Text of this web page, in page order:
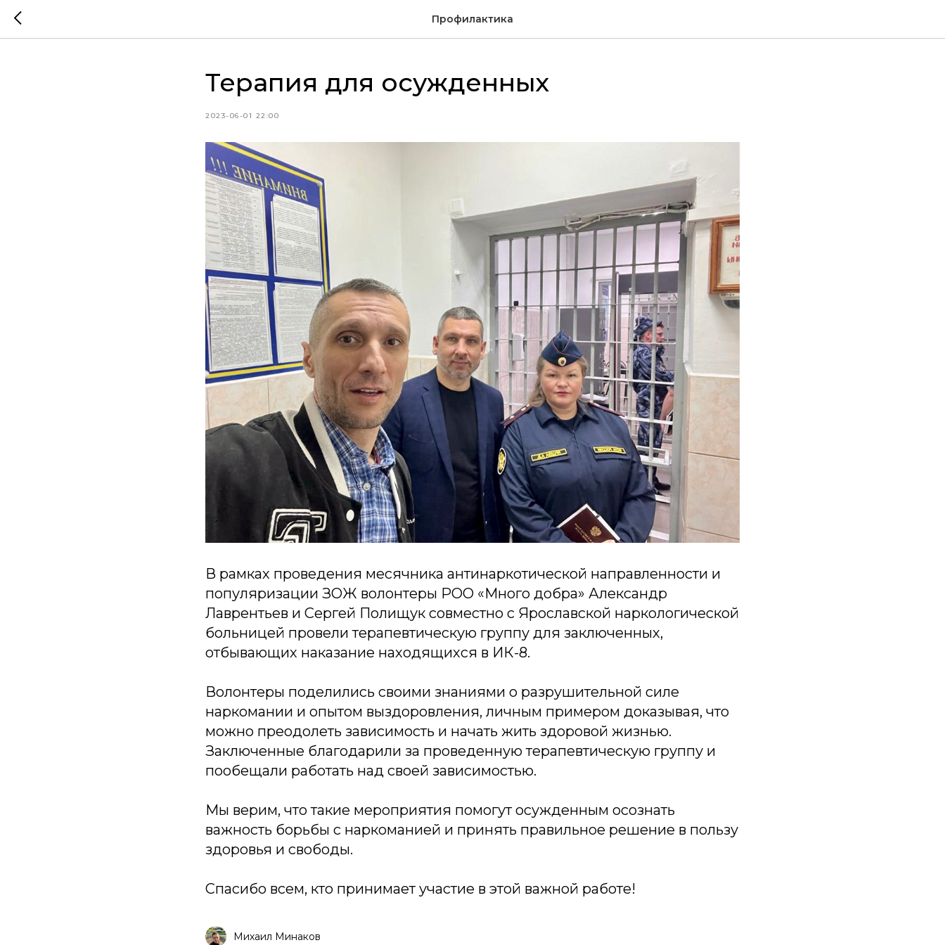
Профилактика
Терапия для осужденных
2023-06-01 22:00
В рамках проведения месячника антинаркотической направленности и
популяризации ЗОЖ волонтеры РОО «Много добра» Александр
Лаврентьев и Сергей Полищук совместно с Ярославской наркологической
больницей провели терапевтическую группу для заключенных,
отбывающих наказание находящихся в ИК-8.
Волонтеры поделились своими знаниями о разрушительной силе
наркомании и опытом выздоровления, личным примером доказывая, что
можно преодолеть зависимость и начать жить здоровой жизнью.
Заключенные благодарили за проведенную терапевтическую группу и
пообещали работать над своей зависимостью.
Мы верим, что такие мероприятия помогут осужденным осознать
важность борьбы с наркоманией и принять правильное решение в пользу
здоровья и свободы.
Спасибо всем, кто принимает участие в этой важной работе!
Михаил Минаков